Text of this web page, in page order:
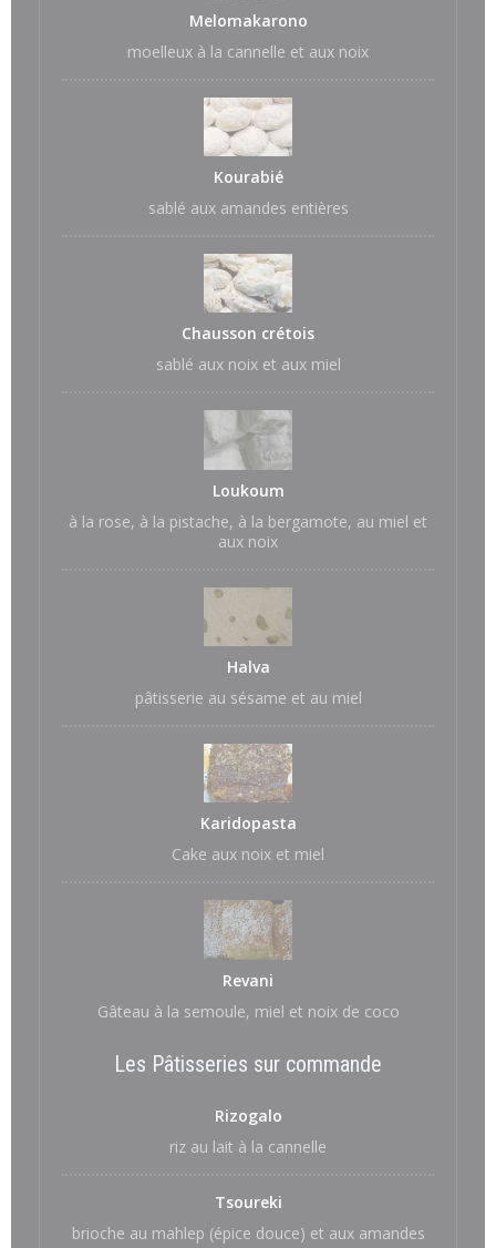
Melomakarono
moelleux à la cannelle et aux noix
Kourabié
sablé aux amandes entières
Chausson crétois
sablé aux noix et aux miel
Loukoum
à la rose, à la pistache, à la bergamote, au miel et
aux noix
Halva
pâtisserie au sésame et au miel
Karidopasta
Cake aux noix et miel
Revani
Gâteau à la semoule, miel et noix de coco
Les Pâtisseries sur commande
Rizogalo
riz au lait à la cannelle
Tsoureki
brioche au mahlep (épice douce) et aux amandes